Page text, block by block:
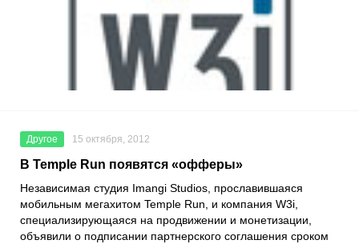
Другое 15 октября, 2012
В Temple Run появятся «офферы»
Независимая студия Imangi Studios, прославившаяся
мобильным мегахитом Temple Run, и компания W3i,
специализирующаяся на продвижении и монетизации,
объявили о подписании партнерского соглашения сроком